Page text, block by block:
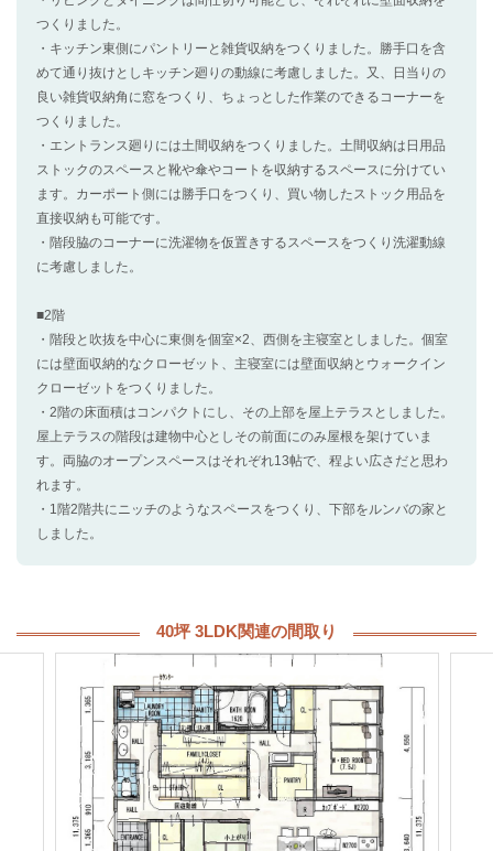
つくりました。
・キッチン東側にパントリーと雑貨収納をつくりました。勝手口を含
めて通り抜けとしキッチン廻りの動線に考慮しました。又、日当りの
良い雑貨収納角に窓をつくり、ちょっとした作業のできるコーナーを
つくりました。
・エントランス廻りには土間収納をつくりました。土間収納は日用品
ストックのスペースと靴や傘やコートを収納するスペースに分けてい
ます。カーポート側には勝手口をつくり、買い物したストック用品を
直接収納も可能です。
・階段脇のコーナーに洗濯物を仮置きするスペースをつくり洗濯動線
に考慮しました。
■2階
・階段と吹抜を中心に東側を個室×2、西側を主寝室としました。個室
には壁面収納的なクローゼット、主寝室には壁面収納とウォークイン
クローゼットをつくりました。
・2階の床面積はコンパクトにし、その上部を屋上テラスとしました。
屋上テラスの階段は建物中心としその前面にのみ屋根を架けていま
す。両脇のオープンスペースはそれぞれ13帖で、程よい広さだと思わ
れます。
・1階2階共にニッチのようなスペースをつくり、下部をルンバの家と
しました。
40坪 3LDK関連の間取り